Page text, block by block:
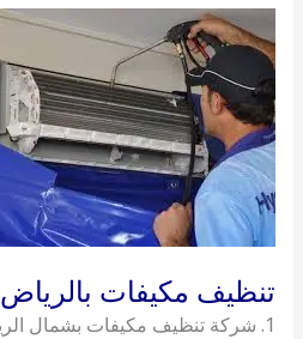
تنظيف مكيفات بالرياض